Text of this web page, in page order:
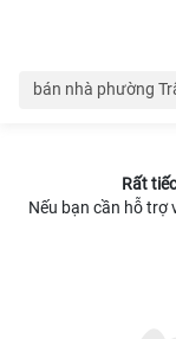
Rất
Nếu bạn cần hỗ trợ